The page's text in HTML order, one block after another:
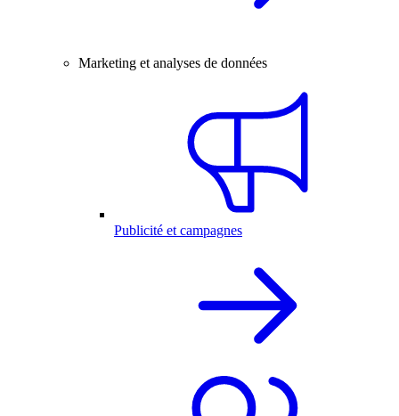
Marketing et analyses de données
Publicité et campagnes